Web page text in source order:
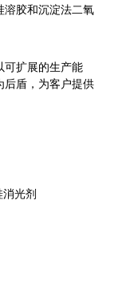
溶胶和沉淀法二氧
可扩展的生产能
后盾，为客户提供
光剂